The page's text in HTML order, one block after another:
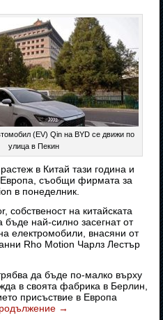
(EV) Qin на BYD се движи по
улица в Пекин
в Китай тази година и
Европа, съобщи фирмата за
в понеделник.
собственост на китайската
най-силно засегнат от
електромобили, внасяни от
Rho Motion Чарлз Лестър
да бъде по-малко върху
в своята фабрика в Берлин,
присъствие в Европа
→